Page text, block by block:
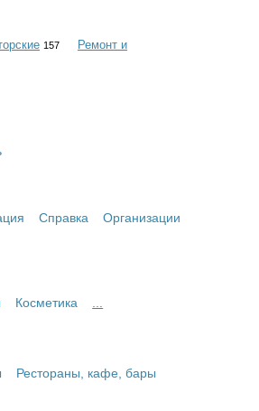
157
Ремонт и
Справка
Организации
Косметика
Рестораны, кафе, бары